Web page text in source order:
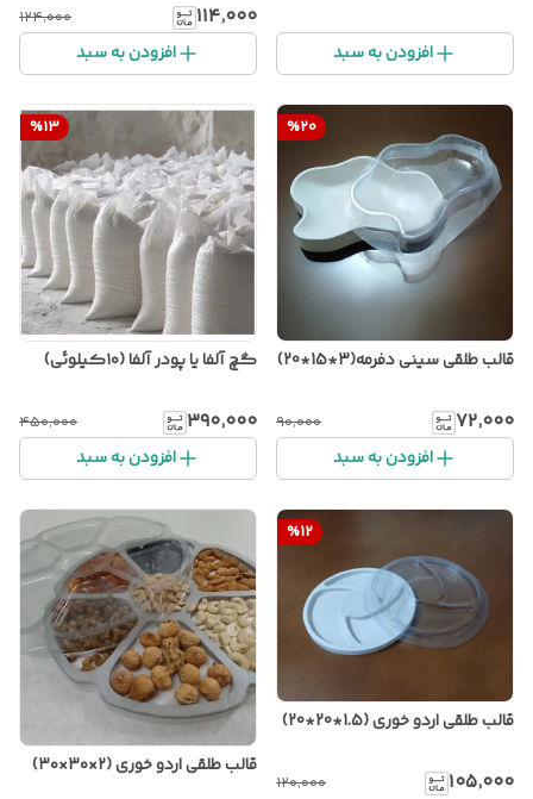
افزودن به سبد
۱۱۴٬۰۰۰ ۱۲۴٬۰۰۰
افزودن به سبد
%20
قالب طلقی سینی دفرمه(3*15*20)
۷۲٬۰۰۰ ۹۰٬۰۰۰
افزودن به سبد
%13
گچ آلفا یا پودر آلفا (۱۰کیلوئی)
۳۹۰٬۰۰۰ ۴۵۰٬۰۰۰
افزودن به سبد
%12
قالب طلقی اردو خوری (1.5*20*20)
۱۰۵٬۰۰۰ ۱۲۰٬۰۰۰
قالب طلقی اردو خوری (۲×۳۰×۳۰)